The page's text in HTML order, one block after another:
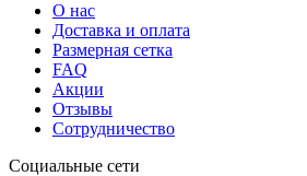
О нас
Доставка и оплата
Размерная сетка
FAQ
Акции
Отзывы
Сотрудничество
Социальные сети